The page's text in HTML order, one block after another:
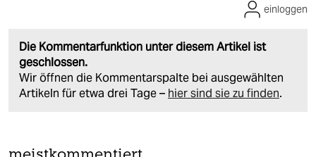
Die Kommentarfunktion unter diesem Artikel ist
geschlossen.
Wir öffnen die Kommentarspalte bei ausgewählten
Artikeln für etwa drei Tage – hier sind sie zu finden.
einloggen